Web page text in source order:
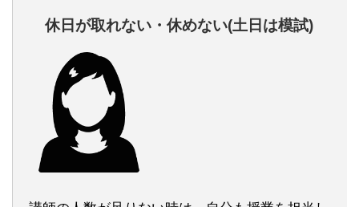
休日が取れない・休めない(土日は模試)